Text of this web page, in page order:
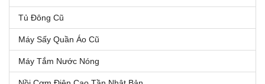
Tủ Đông Cũ
Máy Sấy Quần Áo Cũ
Máy Tắm Nước Nóng